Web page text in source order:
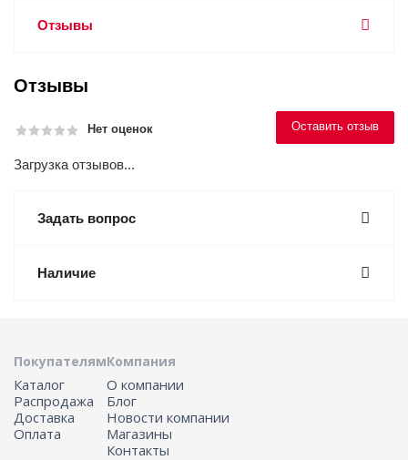
Отзывы
Отзывы
Нет оценок Оставить отзыв
Загрузка отзывов...
Задать вопрос
Наличие
Покупателям
Каталог
Распродажа
Доставка
Оплата
Компания
О компании
Блог
Новости компании
Магазины
Контакты